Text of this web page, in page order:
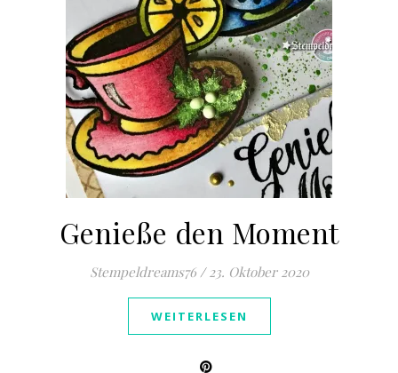
Genieße den Moment
Stempeldreams76 / 23. Oktober 2020
WEITERLESEN